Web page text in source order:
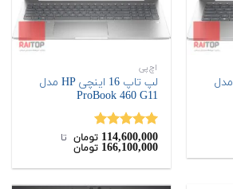
لپ تاپ 14 اینچی HP مدل
اچ‌پی
لپ تاپ 16 اینچی HP مدل
ProBook 460 G11
نمره5.00
از 5
114,600,000 تومان ‌ تا ‌
166,100,000 تومان